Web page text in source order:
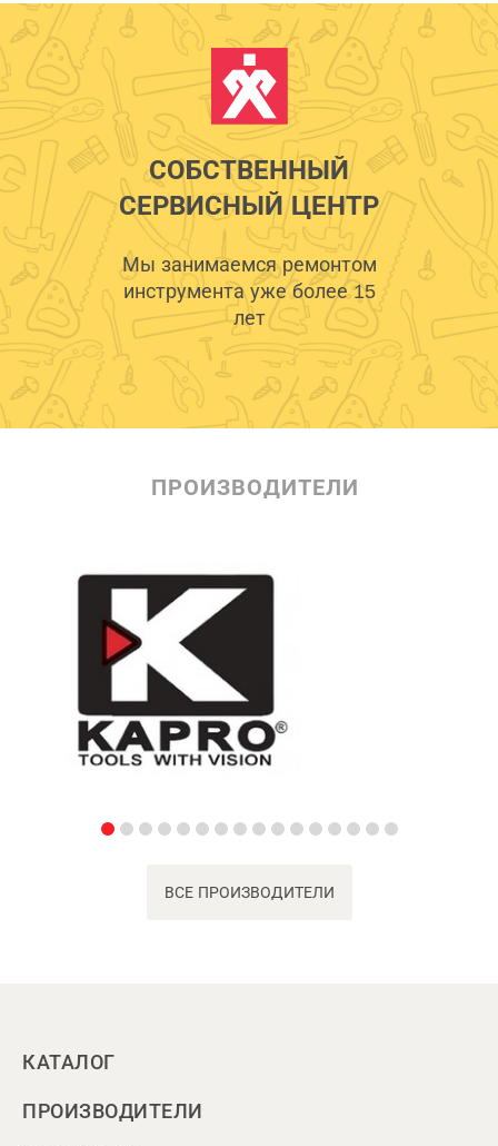
СОБСТВЕННЫЙ
СЕРВИСНЫЙ ЦЕНТР
Мы занимаемся ремонтом
инструмента уже более 15
лет
ПРОИЗВОДИТЕЛИ
ВСЕ ПРОИЗВОДИТЕЛИ
КАТАЛОГ
ПРОИЗВОДИТЕЛИ